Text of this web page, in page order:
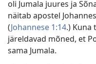
oli Jumala juures ja
näitab apostel
(Johannese 1:14.) Kuna
järeldavad mõned, et
sama Jumala.